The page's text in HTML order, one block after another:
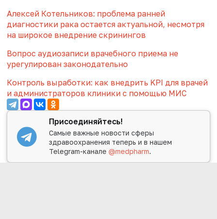
Алексей Котельников: проблема ранней
диагностики рака остается актуальной, несмотря
на широкое внедрение скринингов
Вопрос аудиозаписи врачебного приема не
урегулирован законодательно
Контроль выработки: как внедрить KPI для врачей
и администраторов клиники с помощью МИС
Присоединяйтесь!
Самые важные новости сферы
здравоохранения теперь и в нашем
Telegram-канале@medpharm.